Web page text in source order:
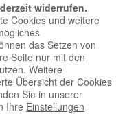
widerrufen.
Cookies und weitere
das Setzen von
Seite nur mit den
Weitere
Übersicht der Cookies
Sie in unserer
Ihre Einstellungen